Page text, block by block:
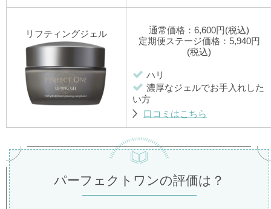
リフティングジェル
通常価格：6,600円(税込)
定期便ステージ価格：5,940円
(税込)
ハリ
濃厚なジェルでお手入れした
い方
口コミはこちら
パーフェクトワンの評価は？